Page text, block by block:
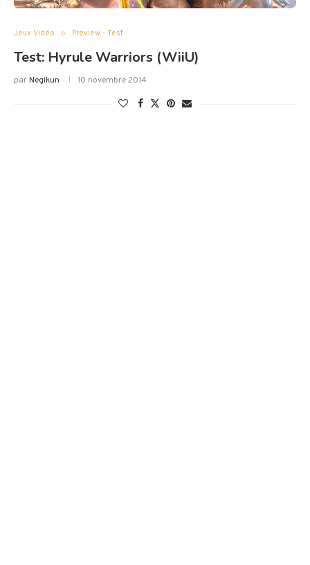
Jeux Vidéo Preview - Test
Test: Hyrule Warriors (WiiU)
parNegikun 10 novembre 2014